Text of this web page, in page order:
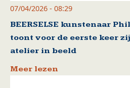
07/04/2026 - 08:29
BEERSELSE kunstenaar
toont voor de eerste keer
atelier in beeld
Meer lezen